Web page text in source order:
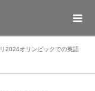
2024オリンピックでの英語